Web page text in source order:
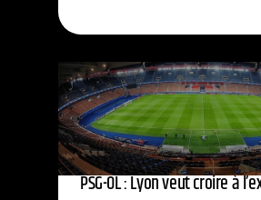
PSG-OL : Lyon veut croire à